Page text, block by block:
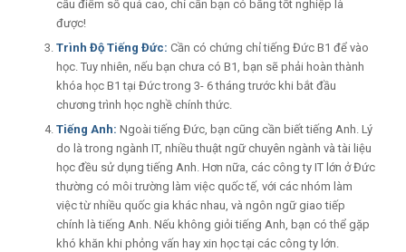
cầu điểm số quá cao, chỉ cần bạn có bằng tốt nghiệp là
được!
Trình Độ Tiếng Đức: Cần có chứng chỉ tiếng Đức B1 để vào
học. Tuy nhiên, nếu bạn chưa có B1, bạn sẽ phải hoàn thành
khóa học B1 tại Đức trong 3- 6 tháng trước khi bắt đầu
chương trình học nghề chính thức.
Tiếng Anh: Ngoài tiếng Đức, bạn cũng cần biết tiếng Anh. Lý
do là trong ngành IT, nhiều thuật ngữ chuyên ngành và tài liệu
học đều sử dụng tiếng Anh. Hơn nữa, các công ty IT lớn ở Đức
thường có môi trường làm việc quốc tế, với các nhóm làm
việc từ nhiều quốc gia khác nhau, và ngôn ngữ giao tiếp
chính là tiếng Anh. Nếu không giỏi tiếng Anh, bạn có thể gặp
khó khăn khi phỏng vấn hay xin học tại các công ty lớn.